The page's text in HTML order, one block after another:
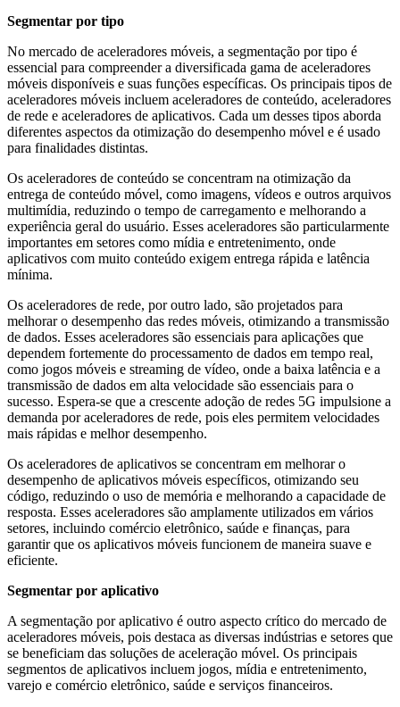
Segmentar por tipo
No mercado de aceleradores móveis, a segmentação por tipo é
essencial para compreender a diversificada gama de aceleradores
móveis disponíveis e suas funções específicas. Os principais tipos de
aceleradores móveis incluem aceleradores de conteúdo, aceleradores
de rede e aceleradores de aplicativos. Cada um desses tipos aborda
diferentes aspectos da otimização do desempenho móvel e é usado
para finalidades distintas.
Os aceleradores de conteúdo se concentram na otimização da
entrega de conteúdo móvel, como imagens, vídeos e outros arquivos
multimídia, reduzindo o tempo de carregamento e melhorando a
experiência geral do usuário. Esses aceleradores são particularmente
importantes em setores como mídia e entretenimento, onde
aplicativos com muito conteúdo exigem entrega rápida e latência
mínima.
Os aceleradores de rede, por outro lado, são projetados para
melhorar o desempenho das redes móveis, otimizando a transmissão
de dados. Esses aceleradores são essenciais para aplicações que
dependem fortemente do processamento de dados em tempo real,
como jogos móveis e streaming de vídeo, onde a baixa latência e a
transmissão de dados em alta velocidade são essenciais para o
sucesso. Espera-se que a crescente adoção de redes 5G impulsione a
demanda por aceleradores de rede, pois eles permitem velocidades
mais rápidas e melhor desempenho.
Os aceleradores de aplicativos se concentram em melhorar o
desempenho de aplicativos móveis específicos, otimizando seu
código, reduzindo o uso de memória e melhorando a capacidade de
resposta. Esses aceleradores são amplamente utilizados em vários
setores, incluindo comércio eletrônico, saúde e finanças, para
garantir que os aplicativos móveis funcionem de maneira suave e
eficiente.
Segmentar por aplicativo
A segmentação por aplicativo é outro aspecto crítico do mercado de
aceleradores móveis, pois destaca as diversas indústrias e setores que
se beneficiam das soluções de aceleração móvel. Os principais
segmentos de aplicativos incluem jogos, mídia e entretenimento,
varejo e comércio eletrônico, saúde e serviços financeiros.